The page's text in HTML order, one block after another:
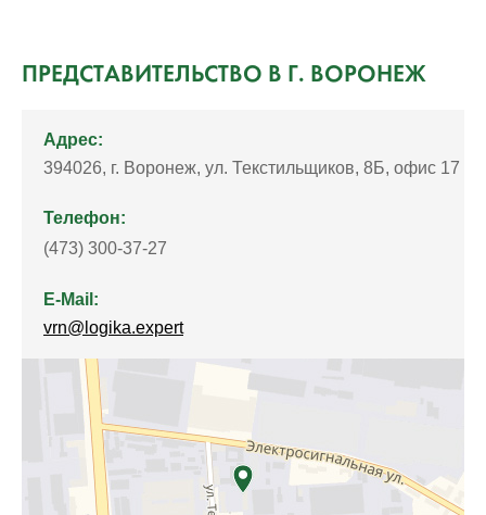
ПРЕДСТАВИТЕЛЬСТВО В Г. ВОРОНЕЖ
Адрес:
394026, г. Воронеж, ул. Текстильщиков, 8Б, офис 17
Телефон:
(473) 300-37-27
E-Mail:
vrn@logika.expert